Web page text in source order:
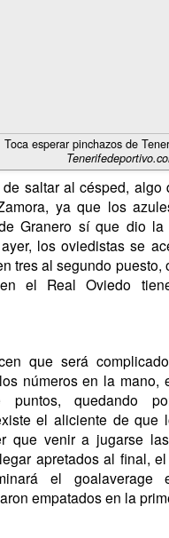
Toca esperar pinchazos de
saltar al césped, algo
ya que los
Granero sí que dio
los oviedistas se
tres al segundo puesto,
el Real Oviedo
que será
números en la mano,
quedando
el aliciente de que
que venir a jugarse
apretados al final,
el goalaverage
empatados en la